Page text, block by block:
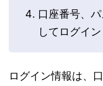
口座番号、
してログイン
ログイン情報は、